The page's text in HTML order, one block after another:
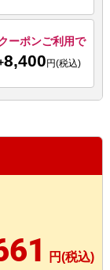
ーポンご利用で
8,400 円(税込)
円(税込)